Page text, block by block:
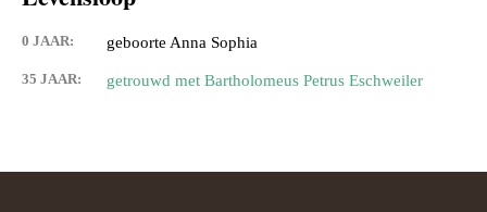
0 JAAR: geboorte Anna Sophia
35 JAAR: getrouwd met Bartholomeus Petrus Eschweiler